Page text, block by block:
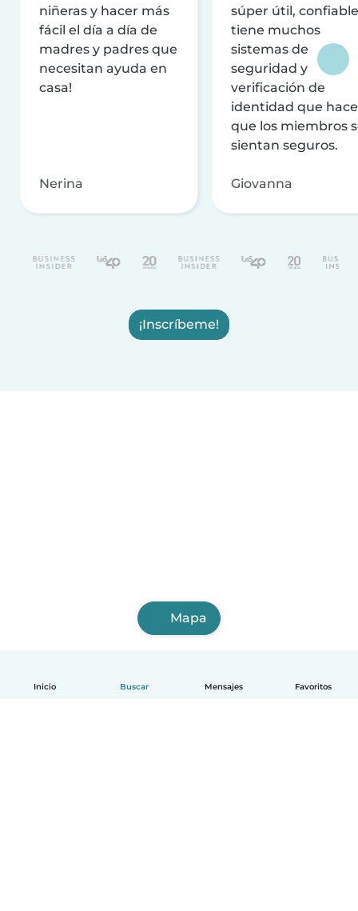
Inicio Buscar Mensajes Favoritos
niñeras y hacer más
fácil el día a día de
madres y padres que
necesitan ayuda en
casa!
Nerina
súper útil,
tiene muchos
sistemas de
seguridad y
verificación de
identidad que
que los miembros
sientan seguros.
Giovanna
¡Inscríbeme!
Mapa